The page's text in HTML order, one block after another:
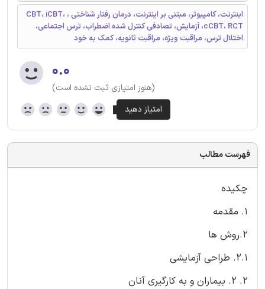
اینترنت، کامپیوتر، مبتنی بر اینترنت، درمان رفتار شناختی ، CBT، iCBT،
cCBT، RCT، آزمایش، تصادفی کنترل شده اضطراب، ترس اجتماعی،
اختلال ترس، مراقبت ویژه، مراقبت ثانویه، کمک به خود
۰.۰
(هنوز امتیازی ثبت نشده است)
فهرست مطالب
چکیده
1. مقدمه
2.روش ها
2.1. طراحی آزمایشی
2. 2. بیماران و به کارگیری آنان